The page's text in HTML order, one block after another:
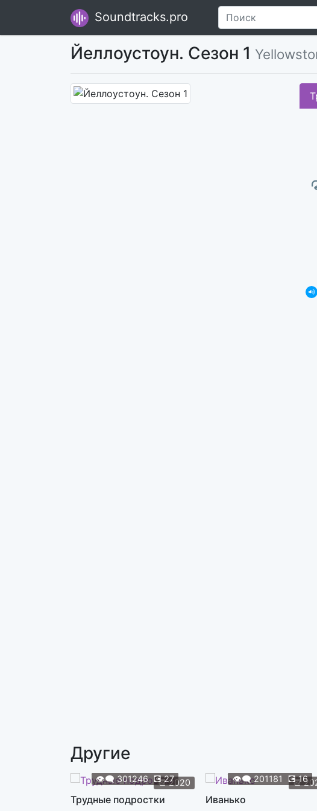
Soundtracks.pro
Йеллоустоун. Сезон 1
Другие
📆2020
👁️‍🗨️301246 💽27
Трудные подростки
📆
👁️‍🗨️201181 💽16
Иванько